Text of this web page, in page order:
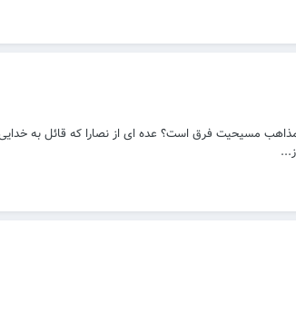
مذاهب مسیحیت فرق است؟ عده ای از نصارا که قائل به